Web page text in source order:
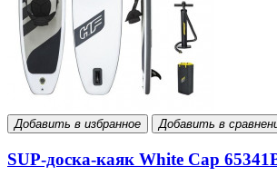
Добавить в избранное Добавить в
SUP-доска-каяк White Cap